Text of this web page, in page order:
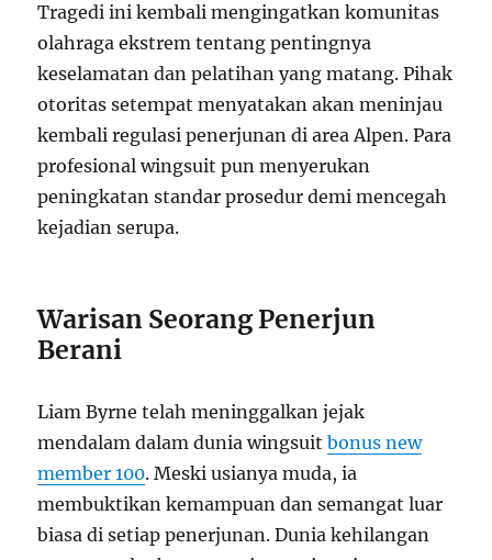
Tragedi ini kembali mengingatkan komunitas
olahraga ekstrem tentang pentingnya
keselamatan dan pelatihan yang matang. Pihak
otoritas setempat menyatakan akan meninjau
kembali regulasi penerjunan di area Alpen. Para
profesional wingsuit pun menyerukan
peningkatan standar prosedur demi mencegah
kejadian serupa.
Warisan Seorang Penerjun
Berani
Liam Byrne telah meninggalkan jejak
mendalam dalam dunia wingsuitbonus new
member 100. Meski usianya muda, ia
membuktikan kemampuan dan semangat luar
biasa di setiap penerjunan. Dunia kehilangan